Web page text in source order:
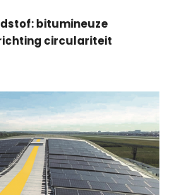
bitumineuze
circulariteit